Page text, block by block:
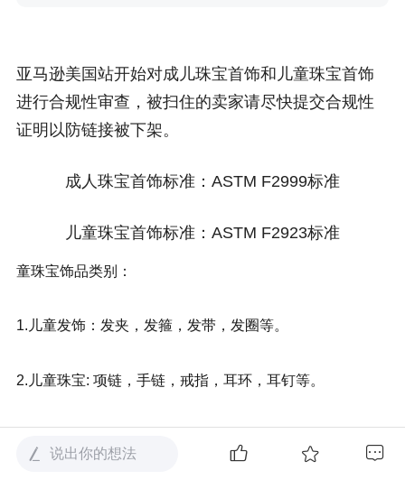
亚马逊美国站开始对成儿珠宝首饰和儿童珠宝首饰
进行合规性审查，被扫住的卖家请尽快提交合规性
证明以防链接被下架。
成人珠宝首饰标准： ASTM F2999标准
儿童珠宝首饰标准： ASTM F2923标准
童珠宝饰品类别：
1.儿童发饰：发夹，发箍，发带，发圈等。
2.儿童珠宝: 项链，手链，戒指，耳环，耳钉等。
亚马逊要求所有儿童珠宝首饰均经过检测并符合下列法规、标
说出你的想法